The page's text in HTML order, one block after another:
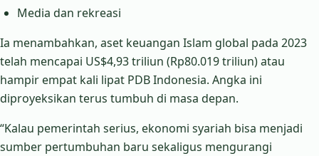
Media dan rekreasi
Ia menambahkan, aset keuangan Islam global pada 2023
telah mencapai US$4,93 triliun (Rp80.019 triliun) atau
hampir empat kali lipat PDB Indonesia. Angka ini
diproyeksikan terus tumbuh di masa depan.
“Kalau pemerintah serius, ekonomi syariah bisa menjadi
sumber pertumbuhan baru sekaligus mengurangi